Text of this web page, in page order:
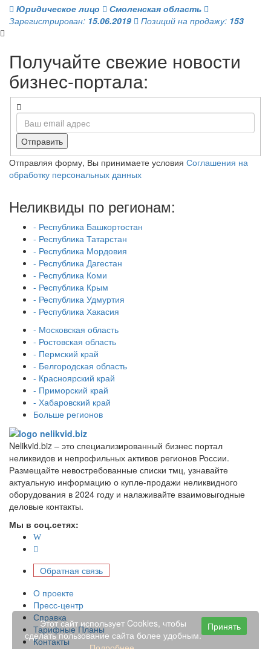
Юридическое лицо
Смоленская область
Зарегистрирован: 15.06.2019 Позиций на продажу: 153
Получайте свежие новости
бизнес-портала:
Отправить
Отправляя форму, Вы принимаете условия Соглашения на
обработку персональных данных
Неликвиды по регионам:
- Республика Башкортостан
- Республика Татарстан
- Республика Мордовия
- Республика Дагестан
- Республика Коми
- Республика Крым
- Республика Удмуртия
- Республика Хакасия
- Московская область
- Ростовская область
- Пермский край
- Белгородская область
- Красноярский край
- Приморский край
- Хабаровский край
Больше регионов
Nelikvid.biz – это специализированный бизнес портал
неликвидов и непрофильных активов регионов России.
Размещайте невостребованные списки тмц, узнавайте
актуальную информацию о купле-продажи неликвидного
оборудования в 2024 году и налаживайте взаимовыгодные
деловые контакты.
Мы в соц.сетях:
Обратная связь
О проекте
Пресс-центр
Справка
Тарифные Планы
Контакты
Этот сайт использует Cookies, чтобы
сделать пользование сайта более удобным.
Принять